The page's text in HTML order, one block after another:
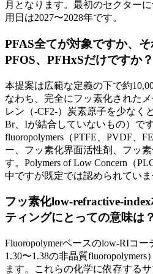
月となります。最初のセクター
用日は2027〜2028年です。
PFAS全てが対象ですか、そ
PFOS、PFHxSだけですか？
本提案は広範な定義の下で約
なわち、完全にフッ素化された
レン（-CF2-）炭素原子を少なく
Br、Iが結合していないもの）で
fluoropolymers（PTFE、PVDF、
ー、フッ素化界面活性剤、フッ素
す。Polymers of Low Concern（
中ですが既定では認められていま
フッ素化low-refractive-
ティングにとっての意味は？
Fluoropolymerベースのlow-RIコ
1.30〜1.38の非晶質
ます。これらの化学に依存する